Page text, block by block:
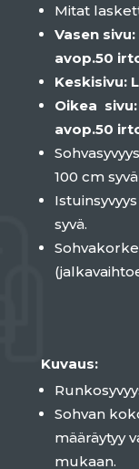
Mitat
Vasen
avop.50
Keskisivu:
Oikea
avop.50
100 cm
syvä.
Kuvaus:
Sohvan
määräytyy
mukaan.